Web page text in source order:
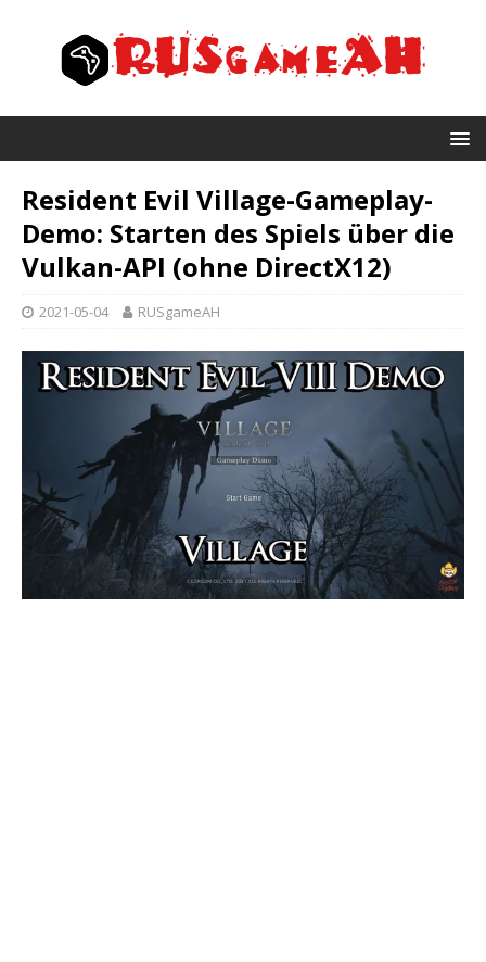
Resident Evil Village-Gameplay-
Demo: Starten des Spiels über die
Vulkan-API (ohne DirectX12)
2021-05-04 RUSgameAH